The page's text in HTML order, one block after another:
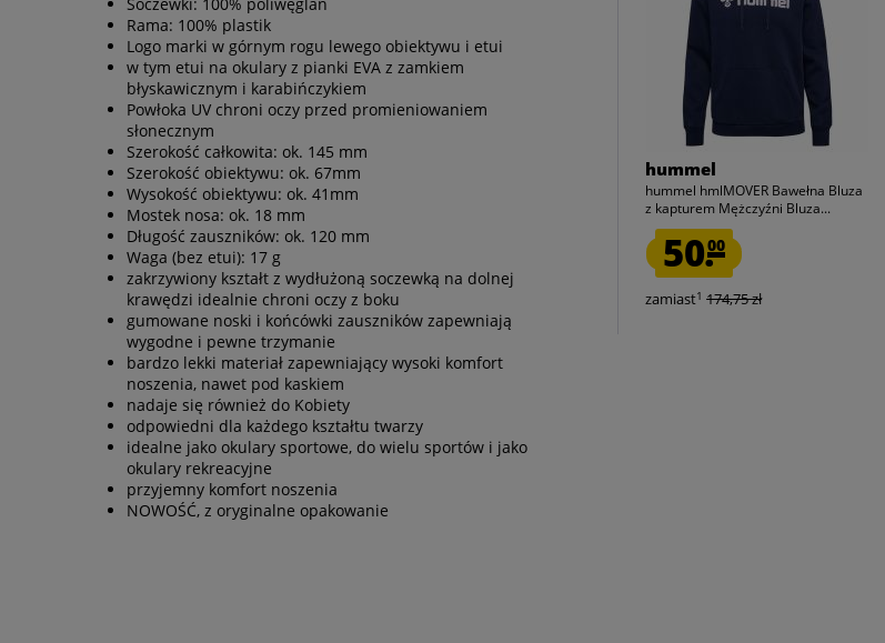
Rama: 100% plastik
Logo marki w górnym rogu lewego obiektywu i etui
w tym etui na okulary z pianki EVA z zamkiem
błyskawicznym i karabińczykiem
Powłoka UV chroni oczy przed promieniowaniem
słonecznym
Szerokość całkowita: ok. 145 mm
Szerokość obiektywu: ok. 67mm
Wysokość obiektywu: ok. 41mm
Mostek nosa: ok. 18 mm
Długość zauszników: ok. 120 mm
Waga (bez etui): 17 g
zakrzywiony kształt z wydłużoną soczewką na dolnej
krawędzi idealnie chroni oczy z boku
gumowane noski i końcówki zauszników zapewniają
wygodne i pewne trzymanie
bardzo lekki materiał zapewniający wysoki komfort
noszenia, nawet pod kaskiem
nadaje się również do Kobiety
odpowiedni dla każdego kształtu twarzy
idealne jako okulary sportowe, do wielu sportów i jako
okulary rekreacyjne
przyjemny komfort noszenia
NOWOŚĆ, z oryginalne opakowanie
hummel
hummel hmlMOVER Bawełna Bluza
z kapturem Mężczyźni Bluza...
50.00
zamiast1 174,75 zł